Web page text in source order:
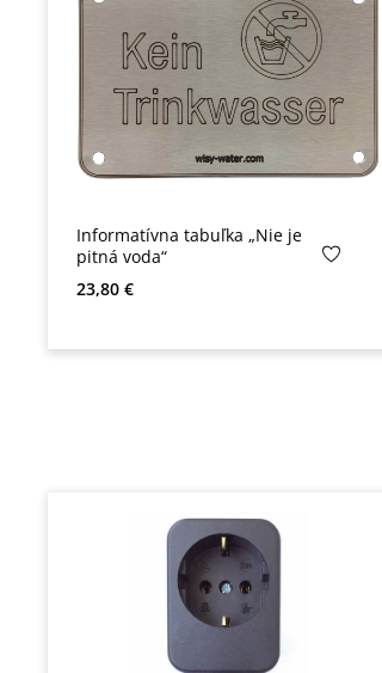
Informatívna tabuľka „Nie je
pitná voda“
Bežná cena:
23,80 €